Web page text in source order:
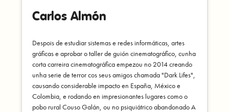
Carlos Almón
Despois de estudiar sistemas e redes informáticas, artes
gráficas e aprobar o taller de guión cinematográfico, cunha
corta carreira cinematográfica empezou no 2014 creando
unha serie de terror cos seus amigos chamada "Dark Lifes",
causando considerable impacto en España, México e
Colombia, e rodando en impresionantes lugares como o
pobo rural Couso Galán, ou no psiquiátrico abandonado A